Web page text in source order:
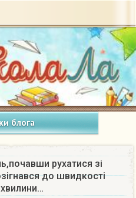
блога
рухатися зі
до швидкості